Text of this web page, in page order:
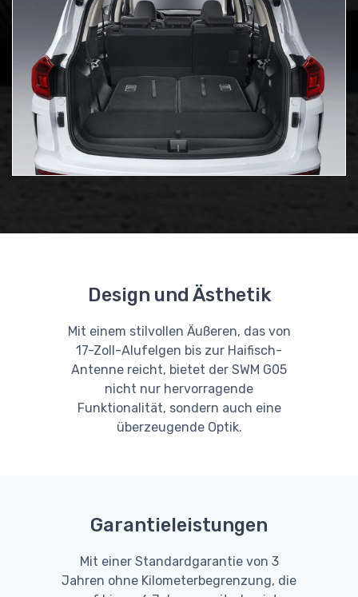
Design und Ästhetik
Mit einem stilvollen Äußeren, das von
17-Zoll-Alufelgen bis zur Haifisch-
Antenne reicht, bietet der SWM G05
nicht nur hervorragende
Funktionalität, sondern auch eine
überzeugende Optik.
Garantieleistungen
Mit einer Standardgarantie von 3
Jahren ohne Kilometerbegrenzung, die